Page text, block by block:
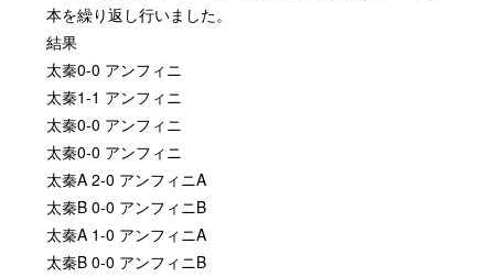
本を繰り返し行いました。
結果
太秦0-0 アンフィニ
太秦1-1 アンフィニ
太秦0-0 アンフィニ
太秦0-0 アンフィニ
太秦A 2-0 アンフィニA
太秦B 0-0 アンフィニB
太秦A 1-0 アンフィニA
太秦B 0-0 アンフィニB